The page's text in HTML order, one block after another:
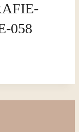
058